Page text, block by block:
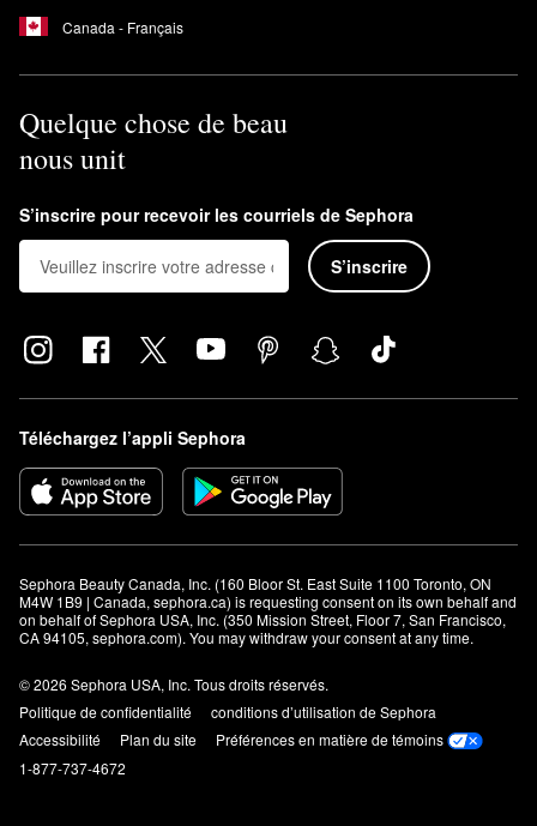
Canada - Français
Quelque chose de beau
nous unit
S’inscrire pour recevoir les courriels de Sephora
S’inscrire
Téléchargez l’appli Sephora
Sephora Beauty Canada, Inc. (160 Bloor St. East Suite 1100 Toronto, ON
M4W 1B9 | Canada, sephora.ca) is requesting consent on its own behalf and
on behalf of Sephora USA, Inc. (350 Mission Street, Floor 7, San Francisco,
CA 94105, sephora.com). You may withdraw your consent at any time.
© 2026 Sephora USA, Inc. Tous droits réservés.
Politique de confidentialité
conditions d’utilisation de Sephora
Accessibilité
Plan du site
Préférences en matière de témoins
1-877-737-4672